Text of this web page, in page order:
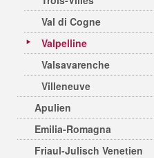
Val di Cogne
Valpelline
Valsavarenche
Villeneuve
Apulien
Emilia-Romagna
Friaul-Julisch Venetien